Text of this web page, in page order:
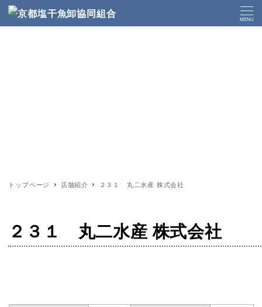
MENU
トップページ 店舗紹介 ２３１ 丸二水産 株式会社
２３１ 丸二水産 株式会社